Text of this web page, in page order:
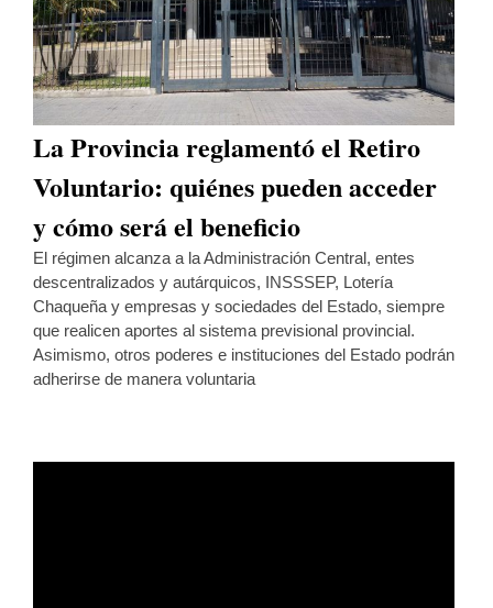
La Provincia reglamentó el Retiro
Voluntario: quiénes pueden acceder
y cómo será el beneficio
El régimen alcanza a la Administración Central, entes
descentralizados y autárquicos, INSSSEP, Lotería
Chaqueña y empresas y sociedades del Estado, siempre
que realicen aportes al sistema previsional provincial.
Asimismo, otros poderes e instituciones del Estado podrán
adherirse de manera voluntaria